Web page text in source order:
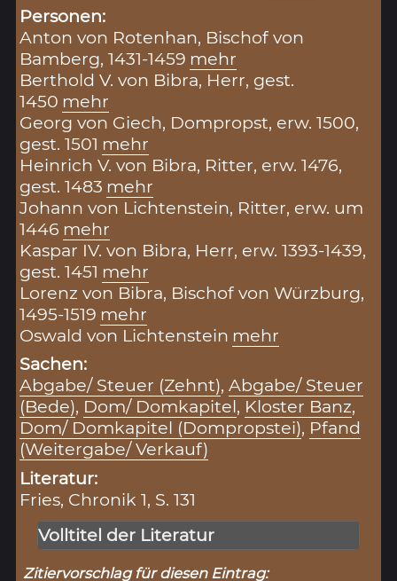
Personen:
Anton von Rotenhan, Bischof von
Bamberg, 1431-1459 mehr
Berthold V. von Bibra, Herr, gest.
1450 mehr
Georg von Giech, Dompropst, erw. 1500,
gest. 1501 mehr
Heinrich V. von Bibra, Ritter, erw. 1476,
gest. 1483 mehr
Johann von Lichtenstein, Ritter, erw. um
1446 mehr
Kaspar IV. von Bibra, Herr, erw. 1393-1439,
gest. 1451 mehr
Lorenz von Bibra, Bischof von Würzburg,
1495-1519 mehr
Oswald von Lichtenstein mehr
Sachen:
Abgabe/ Steuer (Zehnt),Abgabe/ Steuer
(Bede), Dom/ Domkapitel, Kloster Banz,
Dom/ Domkapitel (Dompropstei), Pfand
(Weitergabe/ Verkauf)
Literatur:
Fries, Chronik 1, S. 131
Volltitel der Literatur
Zitiervorschlag für diesen Eintrag: